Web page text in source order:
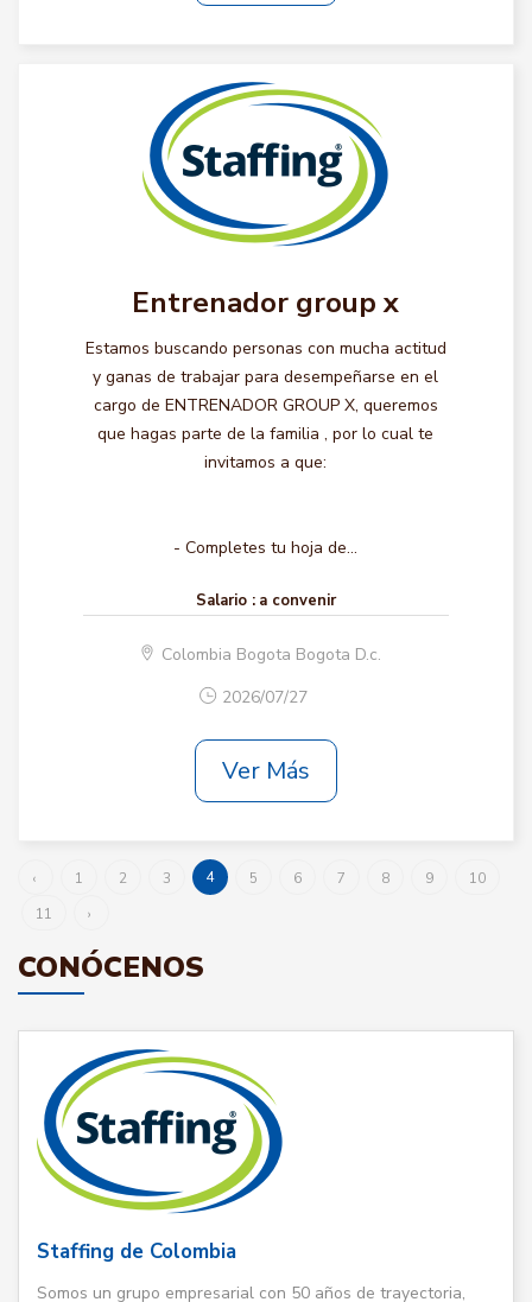
Entrenador group x
Estamos buscando personas con mucha actitud
y ganas de trabajar para desempeñarse en el
cargo de ENTRENADOR GROUP X, queremos
que hagas parte de la familia , por lo cual te
invitamos a que:
- Completes tu hoja de...
Salario : a convenir
Colombia Bogota Bogota D.c.
2026/07/27
Ver Más
‹ 1 2 3 4 5 6 7 8 9
10
11
›
CONÓCENOS
Staffing de Colombia
Somos un grupo empresarial con 50 años de trayectoria,